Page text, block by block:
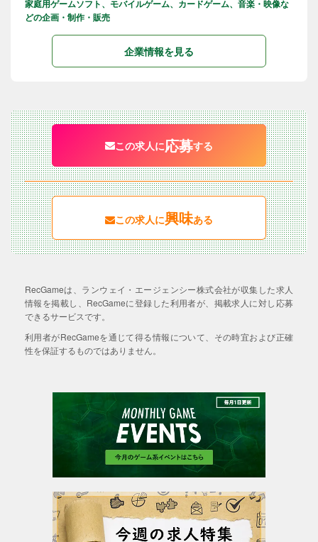
家庭用ゲームソフト、モバイルゲーム、カードゲーム、音楽・映像な
どの企画・制作・販売
企業情報を見る
この求人に応募する
この求人に興味ある
RecGameは、ランウェイ・エージェンシー株式会社が収集した求人
情報を掲載し、RecGameに登録した利用者が、掲載求人に対し応募
できるサービスです。
利用者がRecGameを通じて得る情報について、その時宜および正確
性を保証するものではありません。